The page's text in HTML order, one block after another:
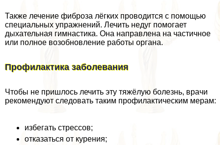
Также лечение фиброза лёгких проводится с помощью
специальных упражнений. Лечить недуг помогает
дыхательная гимнастика. Она направлена на частичное
или полное возобновление работы органа.
Профилактика заболевания
Чтобы не пришлось лечить эту тяжёлую болезнь, врачи
рекомендуют следовать таким профилактическим мерам:
избегать стрессов;
отказаться от курения;